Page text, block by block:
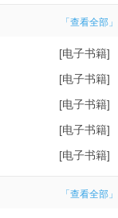
「查看全部」
[电子书籍]
[电子书籍]
[电子书籍]
[电子书籍]
[电子书籍]
「查看全部」